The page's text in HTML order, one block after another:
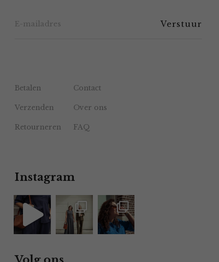
Betalen Contact
Verzenden Over ons
Retourneren FAQ
Instagram